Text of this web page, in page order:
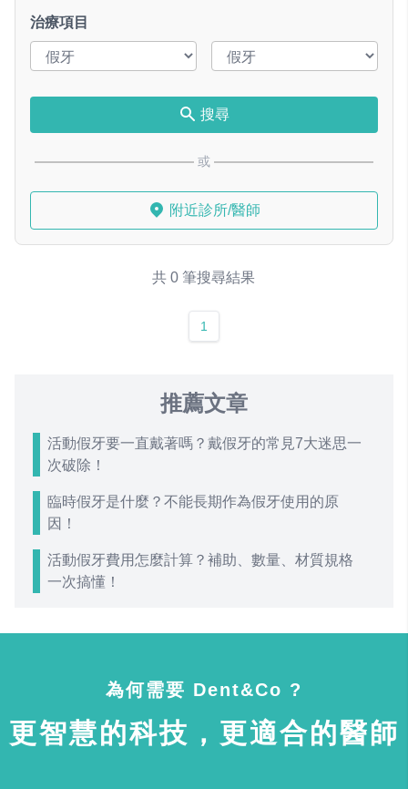
治療項目
搜尋
或
附近診所/醫師
共 0 筆搜尋結果
1
推薦文章
活動假牙要一直戴著嗎？戴假牙的常見7大迷思一
次破除！
臨時假牙是什麼？不能長期作為假牙使用的原
因！
活動假牙費用怎麼計算？補助、數量、材質規格
一次搞懂！
為何需要 Dent&Co ?
更智慧的科技，更適合的醫師